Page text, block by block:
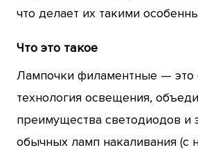
что делает их такими
Что это такое
Лампочки филаментные — это
технология освещения,
преимущества светодиодов и
обычных ламп накаливания (с